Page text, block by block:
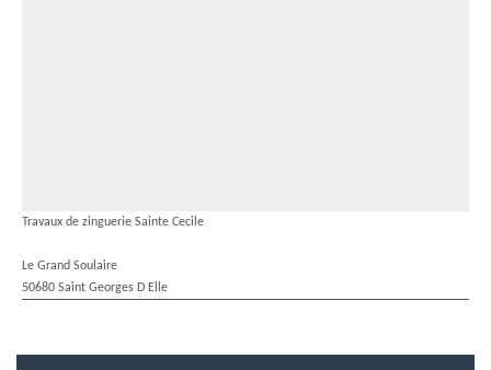
Travaux de zinguerie Sainte Cecile
Le Grand Soulaire
50680 Saint Georges D Elle